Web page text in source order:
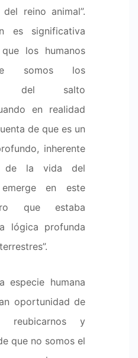
reino animal”.
es significativa
los humanos
somos los
del salto
en realidad
de que es un
inherente
de la vida del
en este
que estaba
lógica profunda
especie humana
oportunidad de
reubicarnos y
que no somos el